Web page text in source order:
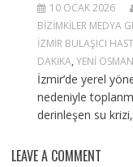
10 OCAK 2026
BIZIMKILER MEDYA
IZMIR BULAŞICI
DAKIKA, YENI
İzmir’de yerel
nedeniyle
derinleşen su
LEAVE A COMMENT